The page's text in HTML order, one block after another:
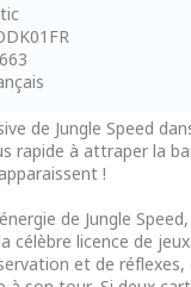
de Jungle Speed
rapide à attraper la
!
de Jungle
célèbre licence de
et de